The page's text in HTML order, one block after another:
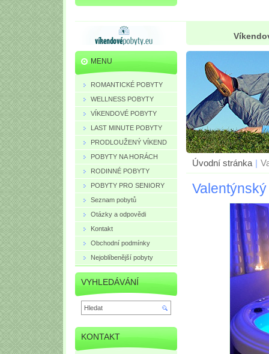
Úvodní stránka
MENU
ROMANTICKÉ POBYTY
WELLNESS POBYTY
VÍKENDOVÉ POBYTY
LAST MINUTE POBYTY
PRODLOUŽENÝ VÍKEND
POBYTY NA HORÁCH
RODINNÉ POBYTY
POBYTY PRO SENIORY
Seznam pobytů
Otázky a odpovědi
Kontakt
Obchodní podmínky
Nejoblíbenější pobyty
VYHLEDÁVÁNÍ
KONTAKT